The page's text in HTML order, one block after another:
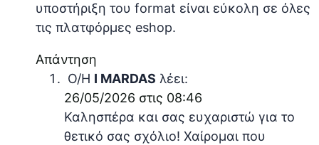
υποστήριξη του format είναι εύκολη σε όλες
τις πλατφόρμες eshop.
Απάντηση
Ο/Η I MARDAS λέει:
26/05/2026 στις 08:46
Καλησπέρα και σας ευχαριστώ για το
θετικό σας σχόλιο! Χαίρομαι που